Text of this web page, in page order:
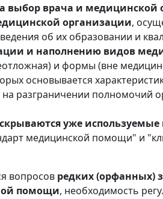
выбор врача и медицинской
организации,
об их образовании и
и наполнению видов
и формы (вне
основывается
разграничении полномочий
уже
медицинской помощи" и
вопросов редких (орфанных)
помощи, необходимость